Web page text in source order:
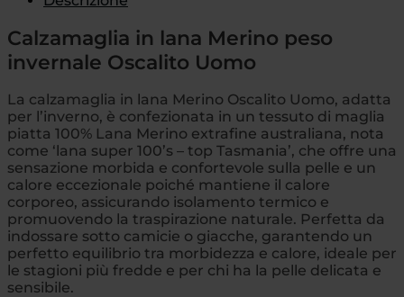
Calzamaglia in lana Merino peso
invernale Oscalito Uomo
La calzamaglia in lana Merino Oscalito Uomo, adatta
per l’inverno, è confezionata in un tessuto di maglia
piatta 100% Lana Merino extrafine australiana, nota
come ‘lana super 100’s – top Tasmania’, che offre una
sensazione morbida e confortevole sulla pelle e un
calore eccezionale poiché mantiene il calore
corporeo, assicurando isolamento termico e
promuovendo la traspirazione naturale. Perfetta da
indossare sotto camicie o giacche, garantendo un
perfetto equilibrio tra morbidezza e calore, ideale per
le stagioni più fredde e per chi ha la pelle delicata e
sensibile.